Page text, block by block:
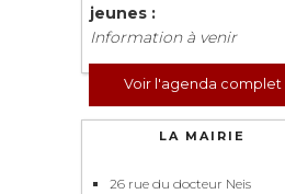
jeunes :
Information à venir
Voir l'agenda complet
LA MAIRIE
26 rue du docteur Neis